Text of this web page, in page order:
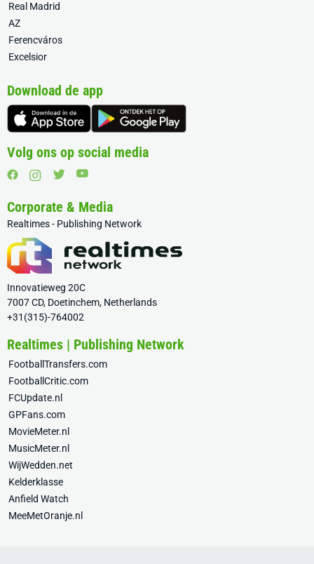
Real Madrid
AZ
Ferencváros
Excelsior
Download de app
Volg ons op social media
Corporate & Media
Realtimes - Publishing Network
Innovatieweg 20C
7007 CD, Doetinchem, Netherlands
+31(315)-764002
Realtimes | Publishing Network
FootballTransfers.com
FootballCritic.com
FCUpdate.nl
GPFans.com
MovieMeter.nl
MusicMeter.nl
WijWedden.net
Kelderklasse
Anfield Watch
MeeMetOranje.nl